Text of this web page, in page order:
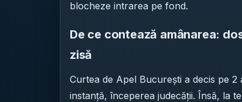
blocheze intrarea pe fond.
De ce contează amânarea:
zisă
Curtea de Apel București a decis pe
instanță, începerea judecății. Însă, la